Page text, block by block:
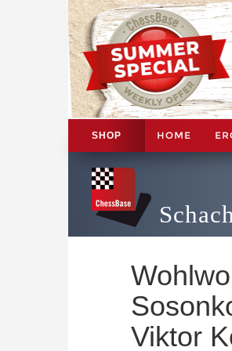
SHOP HOME
Viktor